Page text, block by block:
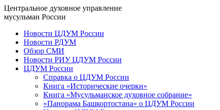
Центральное духовное управление
мусульман России
Новости ЦДУМ России
Новости РДУМ
Обзор СМИ
Новости РИУ ЦДУМ России
ЦДУМ России
Справка о ЦДУМ России
Книга «Исторические очерки»
Книга «Мусульманское духовное собрание»
«Панорама Башкортостана» о ЦДУМ России